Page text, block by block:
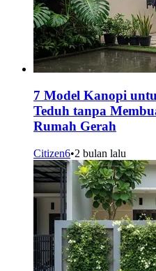
7 Model Kanopi
Teduh tanpa
Rumah Gerah
Citizen6•2 bulan lalu